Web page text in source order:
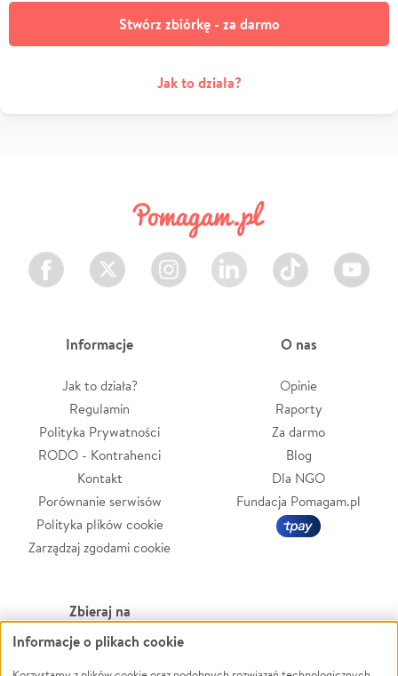
Stwórz zbiórkę - za darmo
Jak to działa?
Facebook Twitter Instagram LinkedIn TikTok Youtube
Informacje
Jak to działa?
Regulamin
Polityka Prywatności
RODO - Kontrahenci
Kontakt
Porównanie serwisów
Polityka plików cookie
Zarządzaj zgodami cookie
O nas
Opinie
Raporty
Za darmo
Blog
Dla NGO
Fundacja Pomagam.pl
Zbieraj na
Leczenie
Informacje o plikach cookie